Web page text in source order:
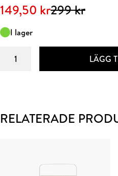
299kr
Det
ursprungliga
priset
var:
149,50 kr
Det
nuvarande
priset
149,50 kr.
I lager
mängd
LÄGG
RELATERADE